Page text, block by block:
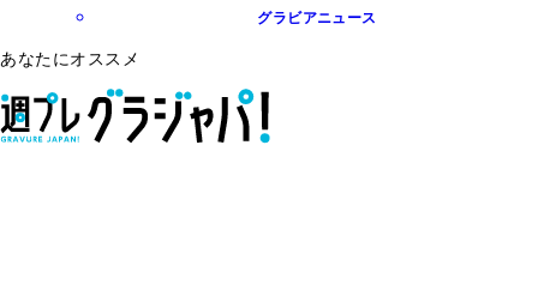
グラビアニュース
あなたにオススメ